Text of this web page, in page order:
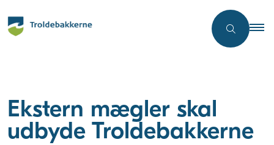
Ekstern mægler skal
udbyde Troldebakkerne